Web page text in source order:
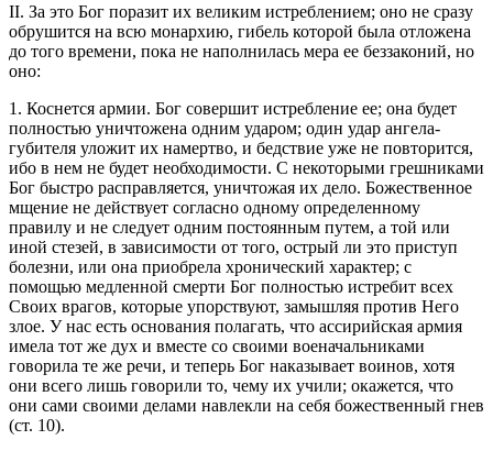
II. За это Бог поразит их великим истреблением; оно не сразу
обрушится на всю монархию, гибель которой была отложена
до того времени, пока не наполнилась мера ее беззаконий, но
оно:
1. Коснется армии. Бог совершит истребление ее; она будет
полностью уничтожена одним ударом; один удар ангела-
губителя уложит их намертво, и бедствие уже не повторится,
ибо в нем не будет необходимости. С некоторыми грешниками
Бог быстро расправляется, уничтожая их дело. Божественное
мщение не действует согласно одному определенному
правилу и не следует одним постоянным путем, а той или
иной стезей, в зависимости от того, острый ли это приступ
болезни, или она приобрела хронический характер; с
помощью медленной смерти Бог полностью истребит всех
Своих врагов, которые упорствуют, замышляя против Него
злое. У нас есть основания полагать, что ассирийская армия
имела тот же дух и вместе со своими военачальниками
говорила те же речи, и теперь Бог наказывает воинов, хотя
они всего лишь говорили то, чему их учили; окажется, что
они сами своими делами навлекли на себя божественный гнев
(ст. 10).